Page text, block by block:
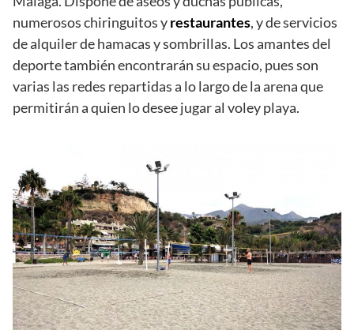
numerosos chiringuitos yrestaurantes, y de servicios
de alquiler de hamacas y sombrillas. Los amantes del
deporte también encontrarán su espacio, pues son
varias las redes repartidas a lo largo de la arena que
permitirán a quien lo desee jugar al voley playa.